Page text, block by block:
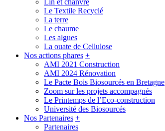
Lin et chanvre
Le Textile Recyclé
La terre
Le chaume
Les algues
La ouate de Cellulose
Nos actions phares +
AMI 2021 Construction
AMI 2024 Rénovation
Le Pacte Bois Biosourcés en Bretagne
Zoom sur les projets accompagnés
Le Printemps de l’Eco-construction
Université des Biosourcés
Nos Partenaires +
Partenaires